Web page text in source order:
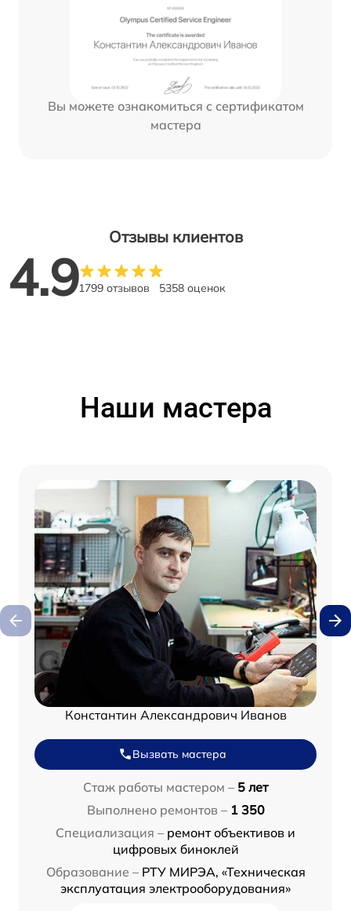
Вы можете ознакомиться с сертификатом
мастера
Отзывы клиентов
4.91799 отзывов 5358 оценок
Наши мастера
Константин Александрович Иванов
Вызвать мастера
Стаж работы мастером – 5 лет
Выполнено ремонтов – 1 350
Специализация – ремонт объективов и
цифровых биноклей
Образование – РТУ МИРЭА, «Техническая
эксплуатация электрооборудования»